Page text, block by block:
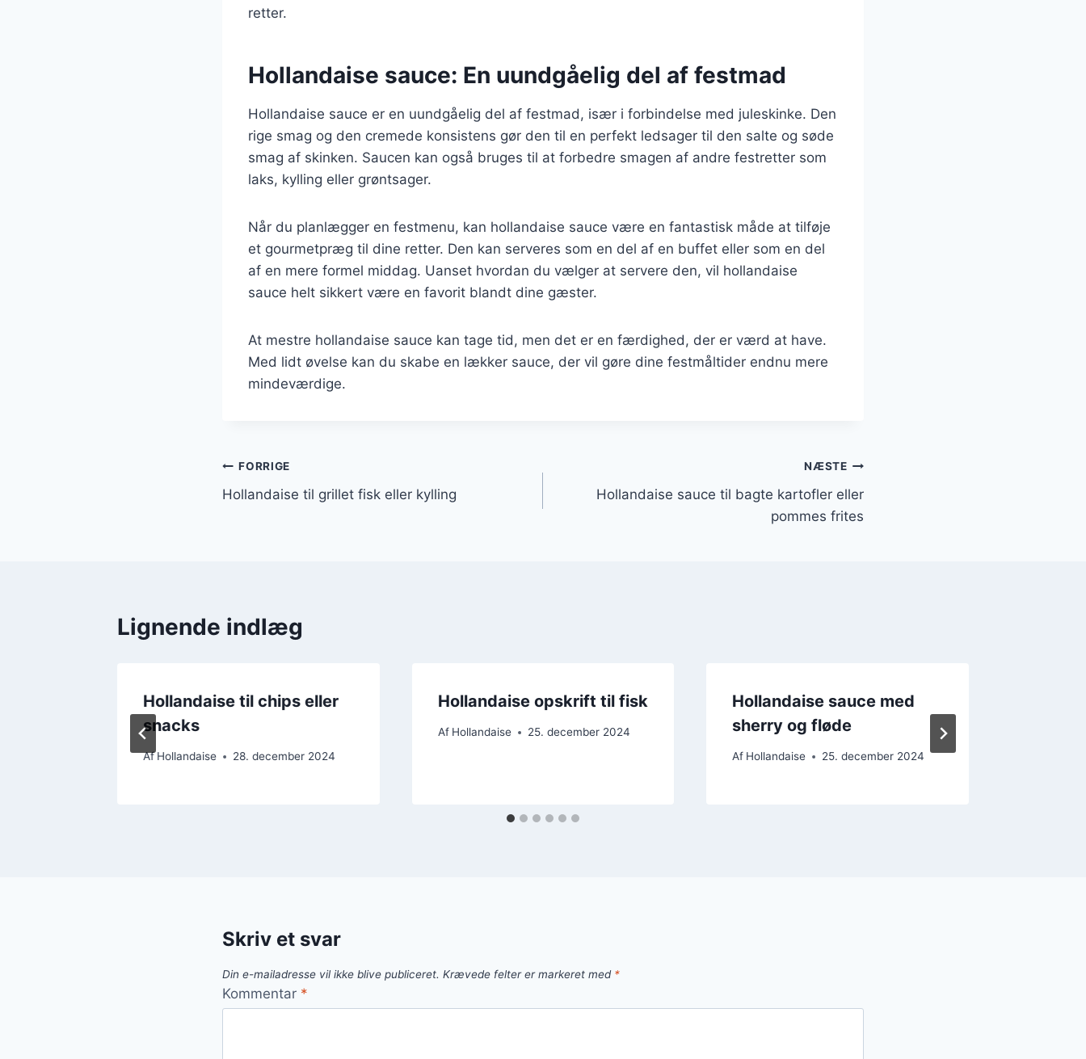
retter.
Hollandaise sauce: En uundgåelig del af festmad
Hollandaise sauce er en uundgåelig del af festmad, især i forbindelse med juleskinke. Den
rige smag og den cremede konsistens gør den til en perfekt ledsager til den salte og søde
smag af skinken. Saucen kan også bruges til at forbedre smagen af andre festretter som
laks, kylling eller grøntsager.
Når du planlægger en festmenu, kan hollandaise sauce være en fantastisk måde at tilføje
et gourmetpræg til dine retter. Den kan serveres som en del af en buffet eller som en del
af en mere formel middag. Uanset hvordan du vælger at servere den, vil hollandaise
sauce helt sikkert være en favorit blandt dine gæster.
At mestre hollandaise sauce kan tage tid, men det er en færdighed, der er værd at have.
Med lidt øvelse kan du skabe en lækker sauce, der vil gøre dine festmåltider endnu mere
mindeværdige.
Indlægsnavigation
FORRIGE
Hollandaise til grillet fisk eller kylling
NÆSTE
Hollandaise sauce til bagte kartofler eller
pommes frites
Lignende indlæg
Hollandaise til chips eller
snacks
Af Hollandaise 28. december 2024
Hollandaise opskrift til fisk
Af Hollandaise 25. december 2024
Hollandaise sauce med
sherry og fløde
Af Hollandaise 25. december 2024
Skriv et svar
Din e-mailadresse vil ikke blive publiceret. Krævede felter er markeret med *
Kommentar *